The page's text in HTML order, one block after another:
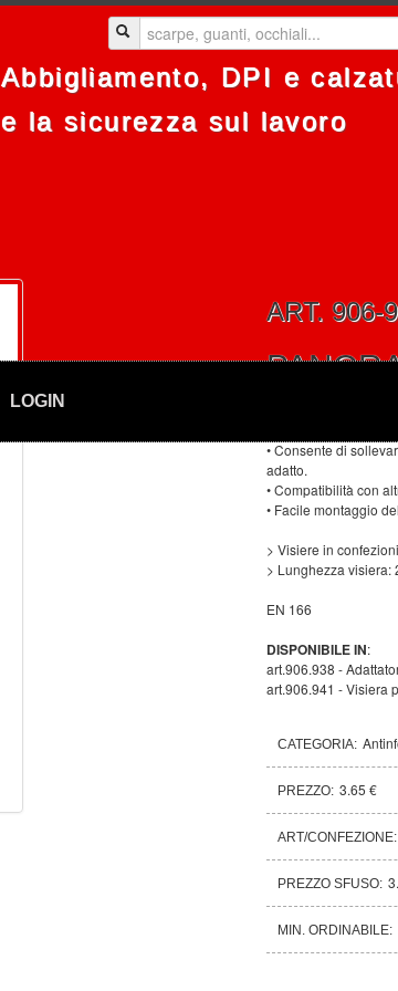
LOGIN
Abbigliamento, DPI e
e la sicurezza sul lavoro
ART. 906-
• Consente di
adatto.
• Compatibilità con
• Facile montaggio
> Visiere in
> Lunghezza visiera:
EN 166
DISPONIBILE IN:
art.906.938 -
art.906.941 - Visiera
CATEGORIA:
PREZZO: 3.65 €
ART/CONFEZIONE:
PREZZO SFUSO:
MIN. ORDINABILE: